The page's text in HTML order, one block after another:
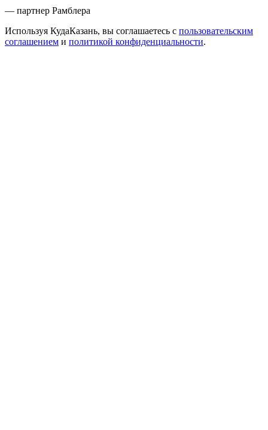
— партнер Рамблера
Используя КудаКазань, вы соглашаетесь с пользовательским
соглашением и политикой конфиденциальности.